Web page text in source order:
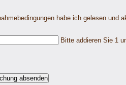
habe ich gelesen und
Bitte addieren Sie 1